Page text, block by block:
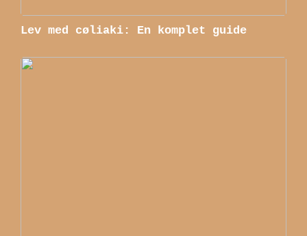
Lev med cøliaki: En komplet guide